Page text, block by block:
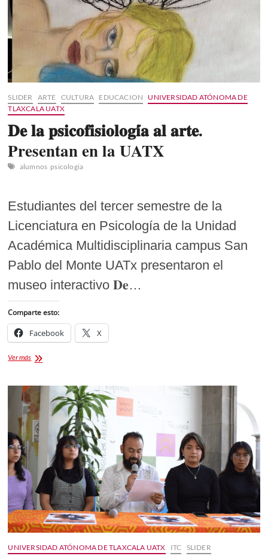
SLIDER ARTE CULTURA EDUCACION
UNIVERSIDAD ATÓNOMA DE
TLAXCALA UATX
𝐃𝐞 𝐥𝐚 𝐩𝐬𝐢𝐜𝐨𝐟𝐢𝐬𝐢𝐨𝐥𝐨𝐠𝐢́𝐚 𝐚𝐥 𝐚𝐫𝐭𝐞.
Presentan en la UATX
alumnos psicologia
Estudiantes del tercer semestre de la
Licenciatura en Psicología de la Unidad
Académica Multidisciplinaria campus San
Pablo del Monte UATx presentaron el
museo interactivo 𝐃𝐞…
Comparte esto:
Facebook X
Ver más𝐃𝐞
𝐚𝐥
𝐚𝐫𝐭𝐞.
Presentan
en
la
UATX
UNIVERSIDAD ATÓNOMA DE TLAXCALA UATX ITC SLIDER